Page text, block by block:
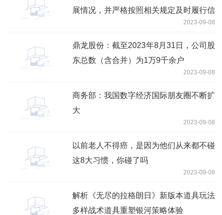
展情况，并严格按照相关规定及时履行信
2023-09-08
鼎龙股份：截至2023年8月31日，公司股
东总数（含合并）为1万9千余户
2023-09-08
商务部：我国数字经济国际朋友圈不断扩
大
2023-09-08
以前老人不得癌，是因为他们从来都不碰
这8大习惯，你碰了吗
2023-09-08
解析《无尽的拉格朗日》新版本道具玩法
多样战术道具重塑银河策略体验